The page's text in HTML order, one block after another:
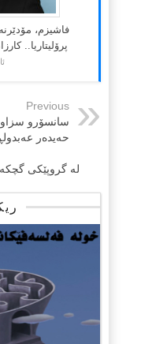
فاشیزم،
پرۆلیتاریا..
Previous
سانسۆرو
حەیدەر
لە گروپێکی